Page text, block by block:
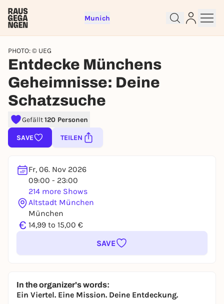
Munich
PHOTO: © UEG
Entdecke Münchens
Geheimnisse: Deine
Schatzsuche
Gefällt120 Personen
SAVE TEILEN
Fr, 06. Nov 2026
09:00 - 23:00
214 more Shows
Altstadt München
München
€ 14,99 to 15,00 €
SAVE
In the organizer's words:
Ein Viertel. Eine Mission. Deine Entdeckung.
Sign up for free and get started
right away
lotteries, you need a free Rausgegangen account.
REGISTER FOR FREE NOW
You already have an account?